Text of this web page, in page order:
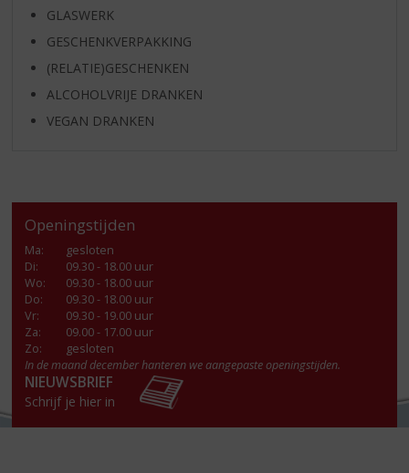
GLASWERK
GESCHENKVERPAKKING
(RELATIE)GESCHENKEN
ALCOHOLVRIJE DRANKEN
VEGAN DRANKEN
Openingstijden
Ma:
gesloten
Di:
09.30 - 18.00 uur
Wo:
09.30 - 18.00 uur
Do:
09.30 - 18.00 uur
Vr:
09.30 - 19.00 uur
Za:
09.00 - 17.00 uur
Zo:
gesloten
In de maand december hanteren we aangepaste openingstijden.
NIEUWSBRIEF
Schrijf je hier in